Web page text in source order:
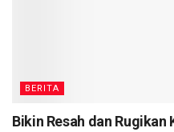
BERITA
Bikin Resah dan Rugikan